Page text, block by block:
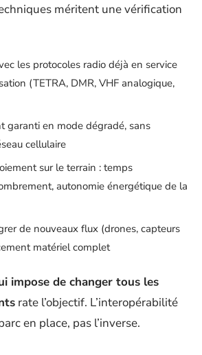
méritent une vérification
les protocoles radio déjà en service
(TETRA, DMR, VHF analogique,
garanti en mode dégradé, sans
cellulaire
sur le terrain : temps
autonomie énergétique de la
de nouveaux flux (drones, capteurs
matériel complet
impose de changer tous les
rate l’objectif. L’interopérabilité
en place, pas l’inverse.